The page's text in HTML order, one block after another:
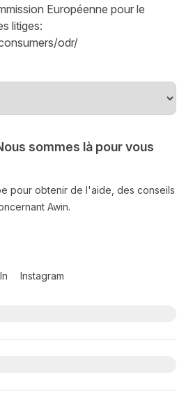
Européenne pour le
litiges:
odr/
sommes là pour vous
pour obtenir de l'aide, des conseils
Awin.
Instagram